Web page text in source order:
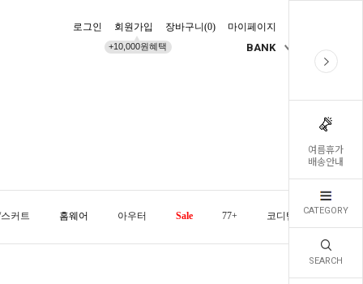
여름휴가
배송안내
CATEGORY
SEARCH
로그인 회원가입
+10,000원혜택
장바구니(0) 마이페이지
BANK
커트 홈웨어 아우터 Sale 77+ 코디템 오늘발송